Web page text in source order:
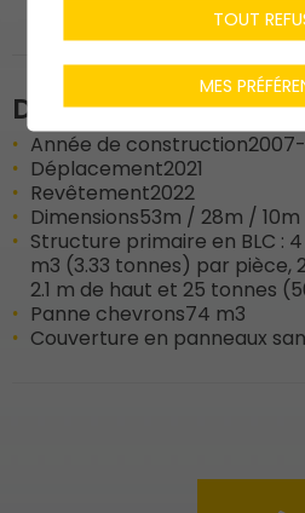
Données techniques
Année de construction
Déplacement2021
Revêtement2022
Dimensions53m / 28m / 10m
Structure primaire en BLC :
m3 (3.33 tonnes) par pièce,
2.1 m de haut et 25 tonnes
Panne chevrons74 m3
Couverture en panneaux
TOUT
MES